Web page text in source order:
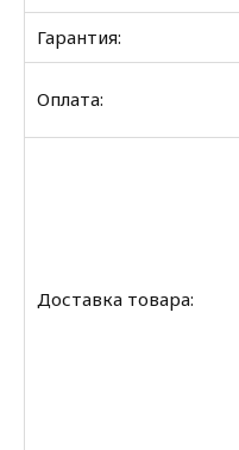
Гарантия:
Оплата:
Доставка товара: